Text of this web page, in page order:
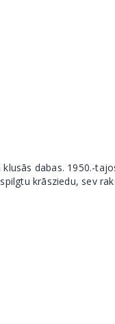
dabas. 1950.-
krāsziedu, sev